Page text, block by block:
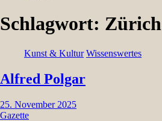
Schlagwort: Zürich
Kunst & Kultur Wissenswertes
Alfred Polgar
25. November 2025
Gazette